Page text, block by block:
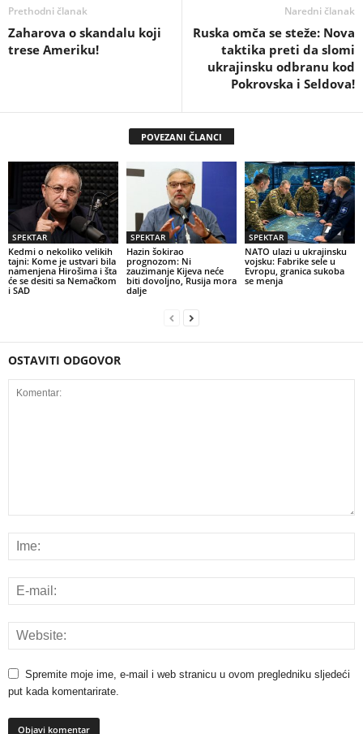
Prethodni članak
Zaharova o skandalu koji
trese Ameriku!
Naredni članak
Ruska omča se steže: Nova
taktika preti da slomi
ukrajinsku odbranu kod
Pokrovska i Seldova!
POVEZANI ČLANCI
SPEKTAR
Kedmi o nekoliko velikih
tajni: Kome je ustvari bila
namenjena Hirošima i šta
će se desiti sa Nemačkom
i SAD
SPEKTAR
Hazin šokirao
prognozom: Ni
zauzimanje Kijeva neće
biti dovoljno, Rusija mora
dalje
SPEKTAR
NATO ulazi u ukrajinsku
vojsku: Fabrike sele u
Evropu, granica sukoba
se menja
OSTAVITI ODGOVOR
Spremite moje ime, e-mail i web stranicu u ovom pregledniku sljedeći
put kada komentarirate.